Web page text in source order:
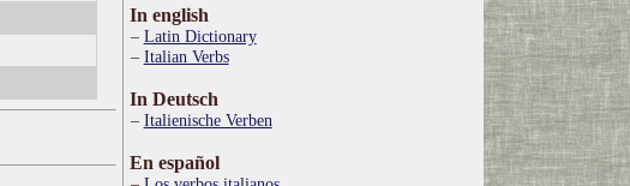
In english
Latin Dictionary
Italian Verbs
In Deutsch
Italienische Verben
En español